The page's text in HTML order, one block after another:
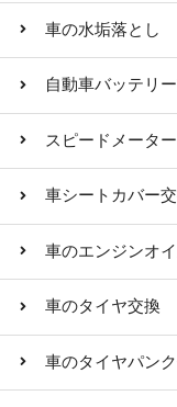
車の水垢落とし
自動車バッテリ
スピードメータ
車シートカバー
車のエンジンオ
車のタイヤ交換
車のタイヤパン